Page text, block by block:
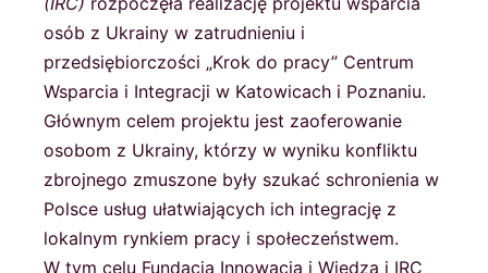
osób z Ukrainy w zatrudnieniu i
przedsiębiorczości „Krok do pracy” Centrum
Wsparcia i Integracji w Katowicach i Poznaniu.
Głównym celem projektu jest zaoferowanie
osobom z Ukrainy, którzy w wyniku konfliktu
zbrojnego zmuszone były szukać schronienia w
Polsce usług ułatwiających ich integrację z
lokalnym rynkiem pracy i społeczeństwem.
W tym celu Fundacja Innowacja i Wiedza i IRC